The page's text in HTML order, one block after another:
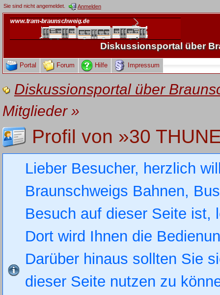
Sie sind nicht angemeldet. Anmelden
Diskussionsportal über
Portal Forum Hilfe Impressum
Diskussionsportal über
Mitglieder»
Profil von »30
Lieber Besucher, herzlich
Braunschweigs Bahnen,
Besuch auf dieser Seite
Dort wird Ihnen die
Darüber hinaus sollten Sie
dieser Seite nutzen zu